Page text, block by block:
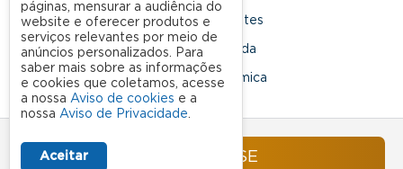
INSCREVA-SE
Dúvidas Frequentes
Rede Conveniada
Ouvidoria Acadêmica
páginas, mensurar a audiência do
website e oferecer produtos e
serviços relevantes por meio de
anúncios personalizados. Para
saber mais sobre as informações
e cookies que coletamos, acesse
a nossa Aviso de cookies e a
nossa Aviso de Privacidade.
Aceitar